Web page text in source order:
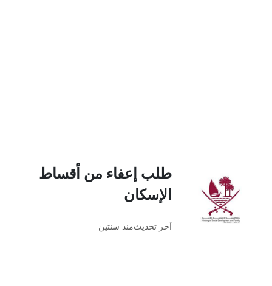
طلب إعفاء من أقساط
الإسكان
آخر تحديثمنذ سنتين